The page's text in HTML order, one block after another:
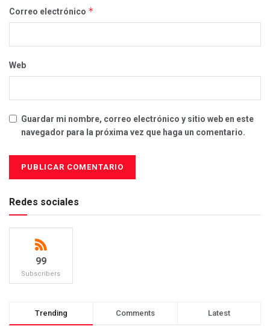
Correo electrónico *
Web
Guardar mi nombre, correo electrónico y sitio web en este
navegador para la próxima vez que haga un comentario.
Redes sociales
99
Subscribers
Trending Comments Latest